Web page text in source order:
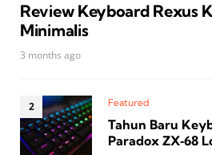
Review Keyboard Rexus
Minimalis
3 months ago
Featured
Tahun Baru
Paradox ZX‑68